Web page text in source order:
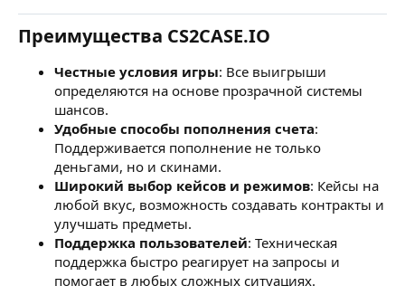
Преимущества CS2CASE.IO
Честные условия игры: Все выигрыши
определяются на основе прозрачной системы
шансов.
Удобные способы пополнения счета:
Поддерживается пополнение не только
деньгами, но и скинами.
Широкий выбор кейсов и режимов: Кейсы на
любой вкус, возможность создавать контракты и
улучшать предметы.
Поддержка пользователей: Техническая
поддержка быстро реагирует на запросы и
помогает в любых сложных ситуациях.